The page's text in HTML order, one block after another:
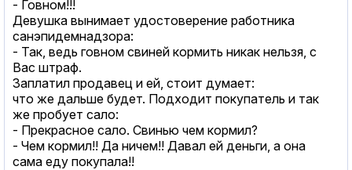
- Говном!!!
Девушка вынимает удостоверение работника
санэпидемнадзора:
- Так, ведь говном свиней кормить никак нельзя, с
Вас штраф.
Заплатил продавец и ей, стоит думает:
что же дальше будет. Подходит покупатель и так
же пробует сало:
- Прекрасное сало. Свинью чем кормил?
- Чем кормил!! Да ничем!! Давал ей деньги, а она
сама еду покупала!!